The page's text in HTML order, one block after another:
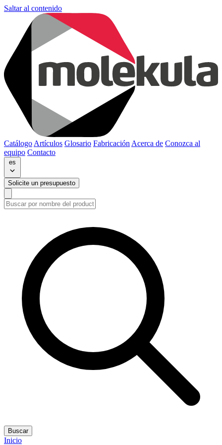
Saltar al contenido
Catálogo Artículos Glosario Fabricación Acerca de Conozca al
equipo Contacto
es
Solicite un presupuesto
Buscar
Inicio